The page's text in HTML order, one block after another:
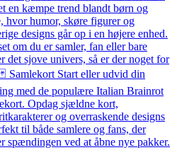
en kæmpe trend blandt børn og
hvor humor, skøre figurer og
designs går op i en højere enhed.
om du er samler, fan eller bare
det sjove univers, så er der noget for
Samlekort Start eller udvid din
med de populære Italian Brainrot
Opdag sjældne kort,
og overraskende designs
til både samlere og fans, der
spændingen ved at åbne nye pakker.